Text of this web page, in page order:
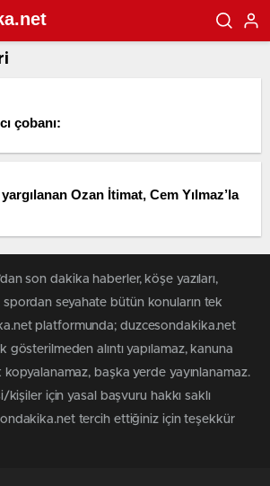
çobanı:
Ozan İtimat, Cem Yılmaz’la
son dakika haberler, köşe yazıları,
seyahate bütün konuların tek
platformunda; duzcesondakika.net
gösterilmeden alıntı yapılamaz, kanuna
kopyalanamaz, başka yerde yayınlanamaz.
kişiler için yasal başvuru hakkı saklı
tercih ettiğiniz için teşekkür